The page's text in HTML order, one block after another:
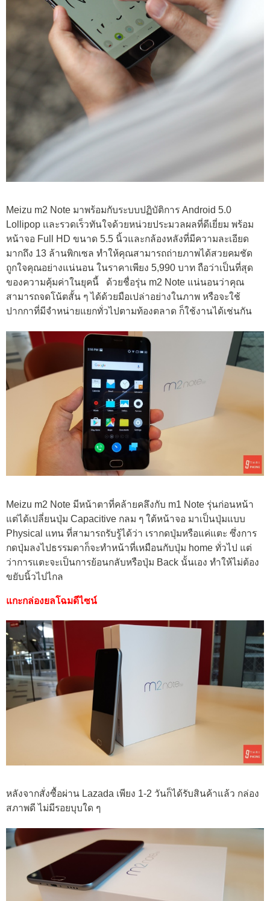
Meizu m2 Note มาพร้อมกับระบบปฏิบัติการ Android 5.0
Lollipop เเละรวดเร็วทันใจด้วยหน่วยประมวลผลที่ดีเยี่ยม พร้อม
หน้าจอ Full HD ขนาด 5.5 นิ้วและกล้องหลังที่มีความละเอียด
มากถึง 13 ล้านพิกเซล ทำให้คุณสามารถถ่ายภาพได้สวยคมชัด
ถูกใจคุณอย่างแน่นอน ในราคาเพียง 5,990 บาท ถือว่าเป็นที่สุด
ของความคุ้มค่าในยุคนี้ ด้วยชื่อรุ่น m2 Note แน่นอนว่าคุณ
สามารถจดโน้ตสั้น ๆ ได้ด้วยมือเปล่าอย่างในภาพ หรือจะใช้
ปากกาที่มีจำหน่ายแยกทั่วไปตามท้องตลาด ก็ใช้งานได้เช่นกัน
Meizu m2 Note มีหน้าตาที่คล้ายคลึงกับ m1 Note รุ่นก่อนหน้า
แต่ได้เปลี่ยนปุ่ม Capacitive กลม ๆ ใต้หน้าจอ มาเป็นปุ่มแบบ
Physical แทน ที่สามารถรับรู้ได้ว่า เรากดปุ่มหรือแค่แตะ ซึ่งการ
กดปุ่มลงไปธรรมดาก็จะทำหน้าที่เหมือนกับปุ่ม home ทั่วไป แต่
ว่าการแตะจะเป็นการย้อนกลับหรือปุ่ม Back นั้นเอง ทำให้ไม่ต้อง
ขยับนิ้วไปไกล
แกะกล่องยลโฉมดีไซน์
หลังจากสั่งซื้อผ่าน Lazada เพียง 1-2 วันก็ได้รับสินค้าแล้ว กล่อง
สภาพดี ไม่มีรอยบุบใด ๆ